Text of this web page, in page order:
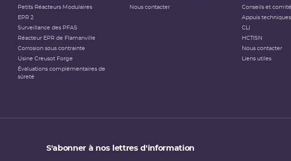
Petits Réacteurs Modulaires
EPR 2
Surveillance des PFAS
Réacteur EPR de Flamanville
Corrosion sous contrainte
Usine Creusot Forge
Évaluations complémentaires de
sûreté
Nous contacter
Conseils et
Appuis
CLI
HCTISN
Nous contacter
Liens utiles
S'abonner à nos lettres d'information